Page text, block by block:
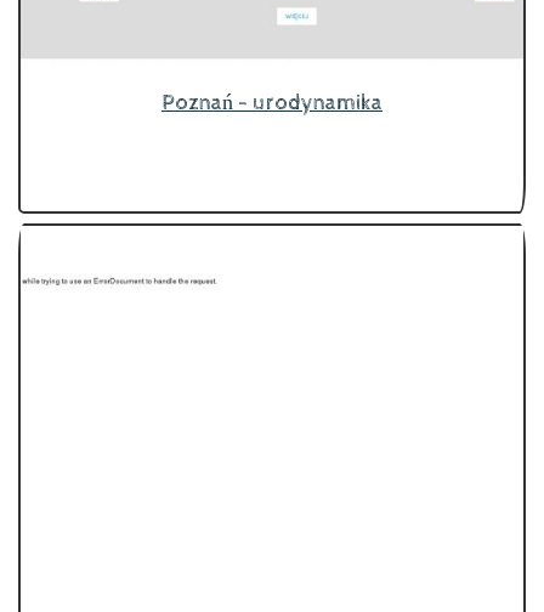
Poznań - urodynamika